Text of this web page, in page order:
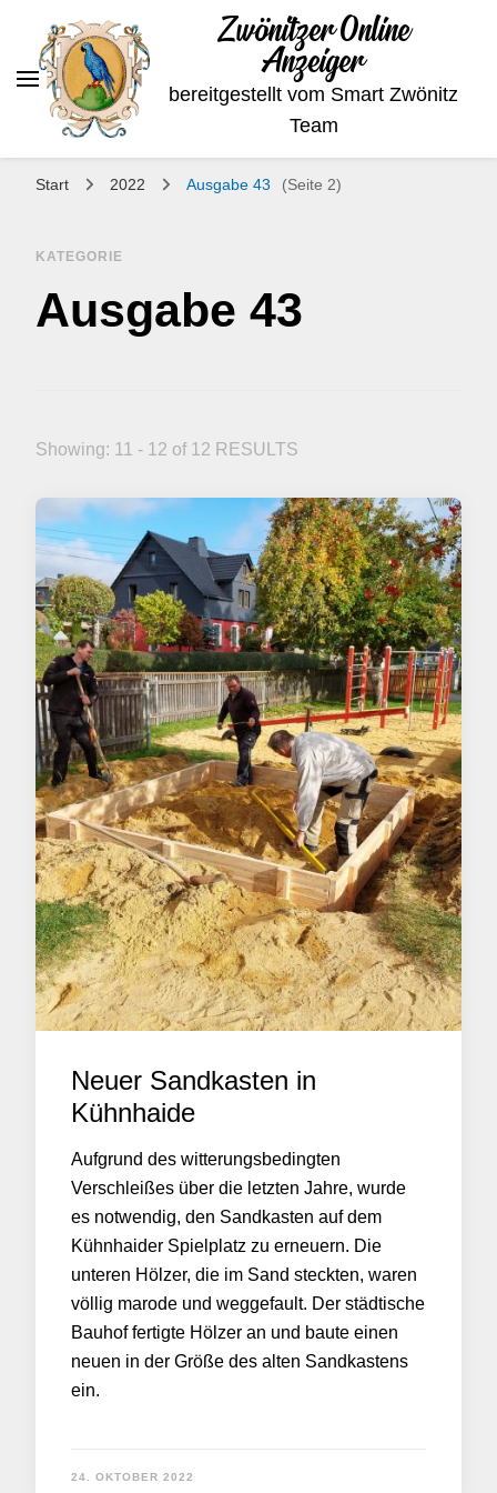
Zwönitzer Online
Anzeiger
bereitgestellt vom Smart Zwönitz
Team
Start 2022 Ausgabe 43 (Seite 2)
KATEGORIE
Ausgabe 43
Showing: 11 - 12 of 12 RESULTS
Neuer Sandkasten in
Kühnhaide
Aufgrund des witterungsbedingten
Verschleißes über die letzten Jahre, wurde
es notwendig, den Sandkasten auf dem
Kühnhaider Spielplatz zu erneuern. Die
unteren Hölzer, die im Sand steckten, waren
völlig marode und weggefault. Der städtische
Bauhof fertigte Hölzer an und baute einen
neuen in der Größe des alten Sandkastens
ein.
24. OKTOBER 2022